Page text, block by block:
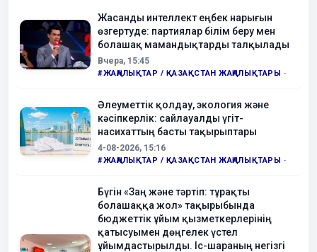
қолайлылығы бойынша бағалаған.Жасанды интеллект еңбек нарығын
өзгертуде: партиялар білім беру мен
болашақ мамандықтарды талқылады
Вчера, 15:45
#ЖАҢАЛЫҚТАР / ҚАЗАҚСТАН ЖАҢАЛЫҚТАРЫ ·
Әлеуметтік қолдау, экология және
кәсіпкерлік: сайлауалды үгіт-
насихаттың басты тақырыптары
4-08-2026, 15:16
#ЖАҢАЛЫҚТАР / ҚАЗАҚСТАН ЖАҢАЛЫҚТАРЫ ·
Бүгін «Заң және тәртіп: тұрақты
болашаққа жол» тақырыбында
бюджеттік ұйым қызметкерлерінің
қатысуымен дөңгелек үстел
ұйымдастырылды. Іс-шараның негізгі